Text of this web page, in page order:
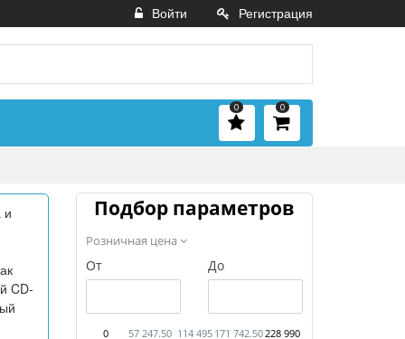
Войти Регистрация
0
0
Подбор параметров
Розничная цена
От До
0 57 247.50 114 495 171 742.50228 990
и
CD-